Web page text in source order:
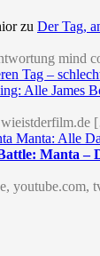
zu Der Tag,
mind
Tag –
Alle James
Manta: Alle
Manta –
youtube.com,